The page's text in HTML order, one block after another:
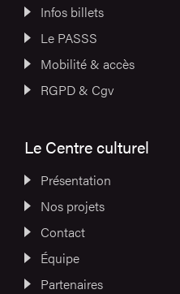
Infos billets
Le PASSS
Mobilité & accès
RGPD & Cgv
Le Centre culturel
Présentation
Nos projets
Contact
Équipe
Partenaires